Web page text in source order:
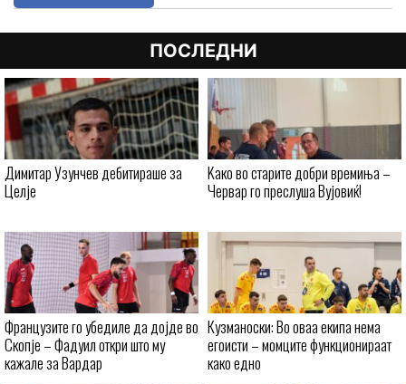
ПОСЛЕДНИ
Димитар Узунчев дебитираше за
Целје
Kaко во старите добри времиња –
Червар го преслуша Вујовиќ!
Французите го убедиле да дојде во
Скопје – Фадуил откри што му
кажале за Вардар
Кузманоски: Во оваа екипа нема
егоисти – момците функционираат
како едно